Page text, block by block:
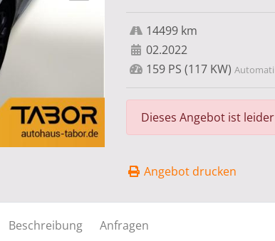
14499 km
02.2022
159 PS (117 KW)
Dieses Angebot ist
Angebot drucken
Beschreibung Anfragen